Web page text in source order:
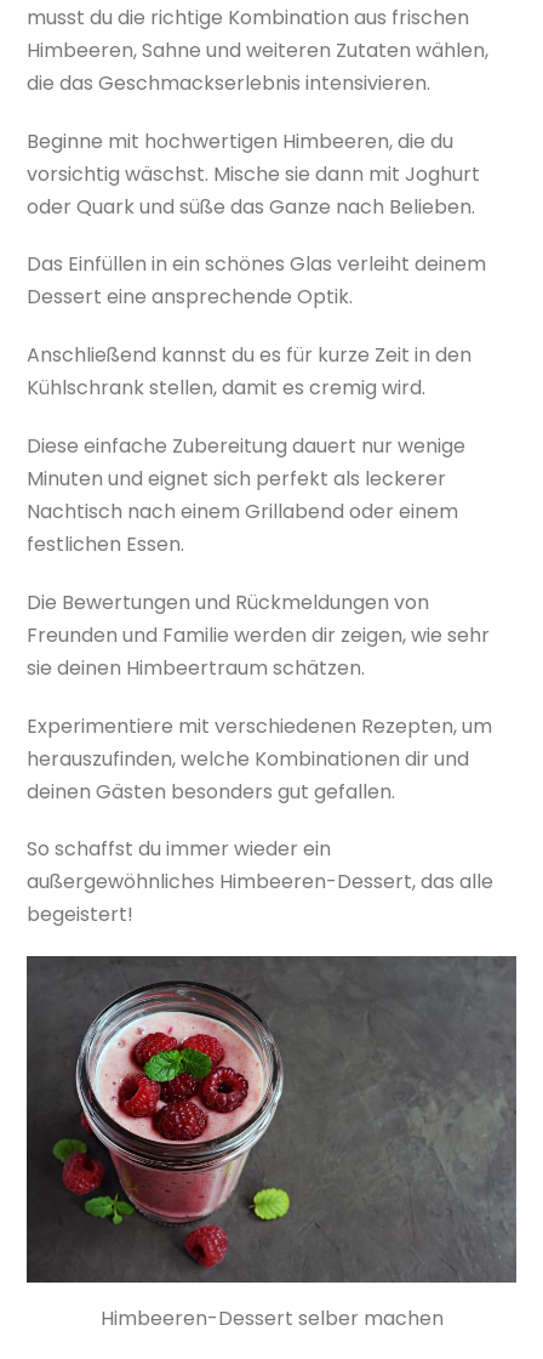
musst du die richtige Kombination aus frischen
Himbeeren, Sahne und weiteren Zutaten wählen,
die das Geschmackserlebnis intensivieren.
Beginne mit hochwertigen Himbeeren, die du
vorsichtig wäschst. Mische sie dann mit Joghurt
oder Quark und süße das Ganze nach Belieben.
Das Einfüllen in ein schönes Glas verleiht deinem
Dessert eine ansprechende Optik.
Anschließend kannst du es für kurze Zeit in den
Kühlschrank stellen, damit es cremig wird.
Diese einfache Zubereitung dauert nur wenige
Minuten und eignet sich perfekt als leckerer
Nachtisch nach einem Grillabend oder einem
festlichen Essen.
Die Bewertungen und Rückmeldungen von
Freunden und Familie werden dir zeigen, wie sehr
sie deinen Himbeertraum schätzen.
Experimentiere mit verschiedenen Rezepten, um
herauszufinden, welche Kombinationen dir und
deinen Gästen besonders gut gefallen.
So schaffst du immer wieder ein
außergewöhnliches Himbeeren-Dessert, das alle
begeistert!
Himbeeren-Dessert selber machen